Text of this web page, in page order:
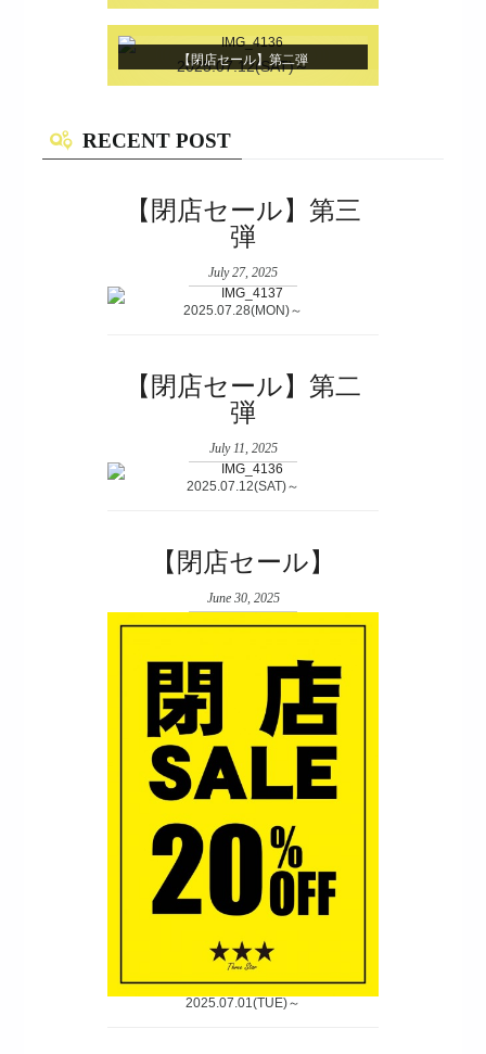
【閉店セール】第二弾
2025.07.12(SAT)～
RECENT POST
【閉店セール】第三
弾
July 27, 2025
2025.07.28(MON)～
【閉店セール】第二
弾
July 11, 2025
2025.07.12(SAT)～
【閉店セール】
June 30, 2025
2025.07.01(TUE)～